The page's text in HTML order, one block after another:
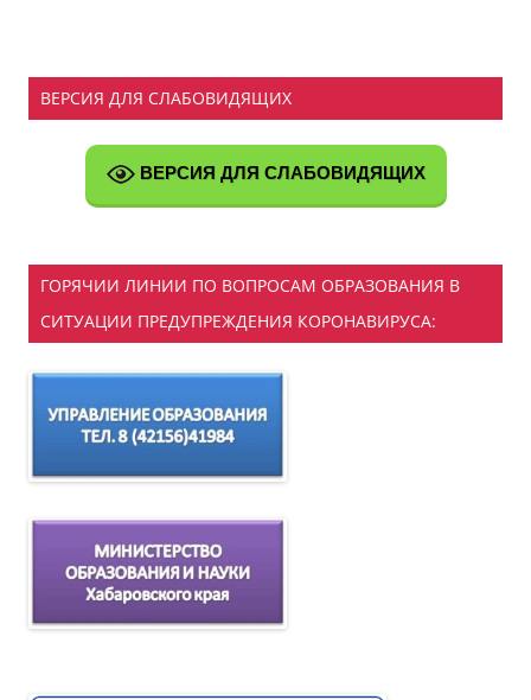
ВЕРСИЯ ДЛЯ СЛАБОВИДЯЩИХ
ВЕРСИЯ ДЛЯ СЛАБОВИДЯЩИХ
ГОРЯЧИИ ЛИНИИ ПО ВОПРОСАМ ОБРАЗОВАНИЯ В
СИТУАЦИИ ПРЕДУПРЕЖДЕНИЯ КОРОНАВИРУСА: